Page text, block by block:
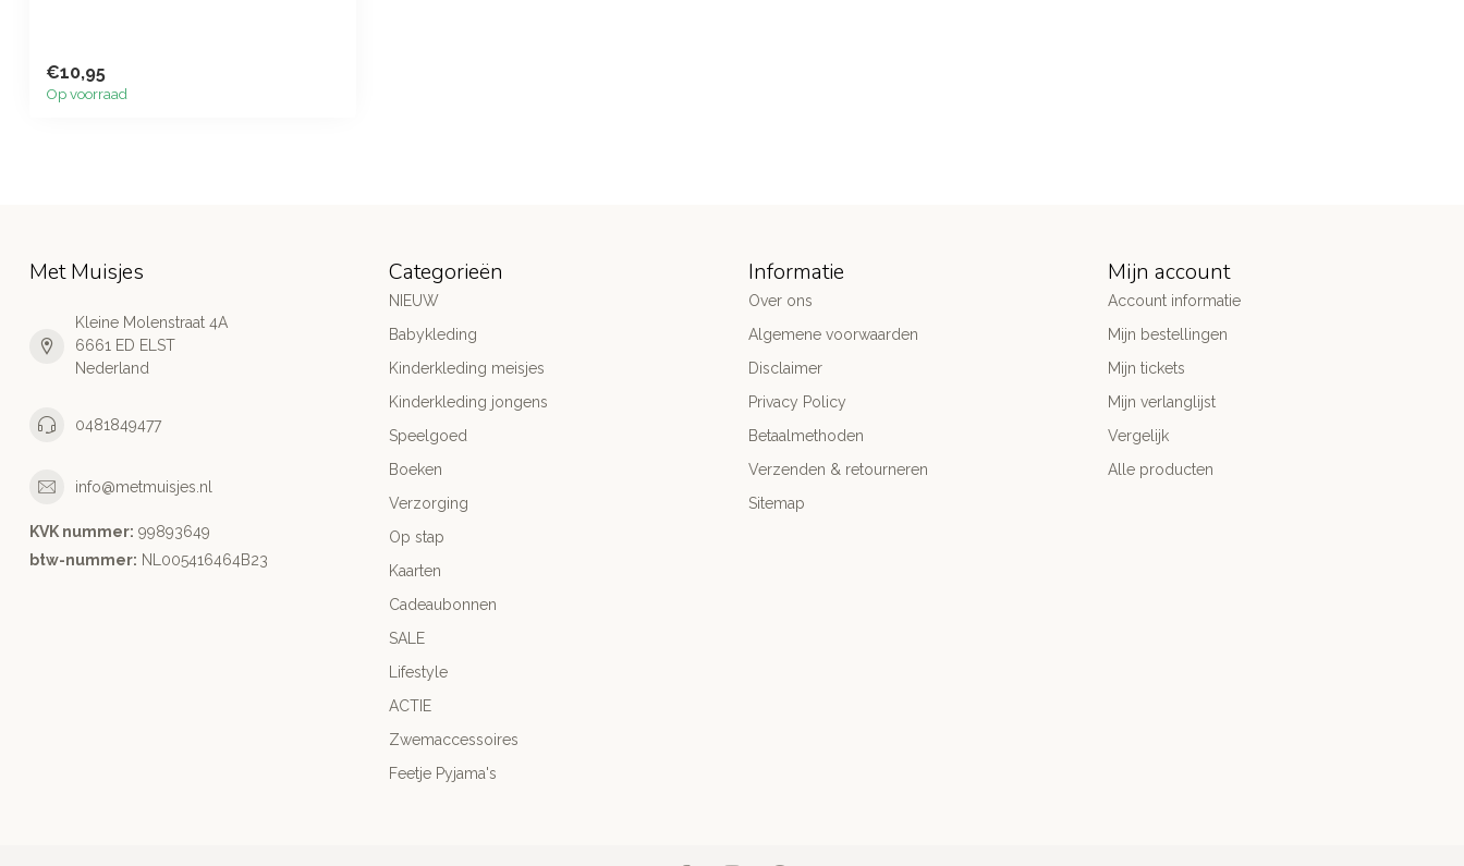
€10,95
Op voorraad
Met Muisjes
Kleine Molenstraat 4A
6661 ED ELST
Nederland
0481849477
info@metmuisjes.nl
KVK nummer: 99893649
btw-nummer: NL005416464B23
Categorieën
NIEUW
Babykleding
Kinderkleding meisjes
Kinderkleding jongens
Speelgoed
Boeken
Verzorging
Op stap
Kaarten
Cadeaubonnen
SALE
Lifestyle
ACTIE
Zwemaccessoires
Feetje Pyjama's
Informatie
Over ons
Algemene voorwaarden
Disclaimer
Privacy Policy
Betaalmethoden
Verzenden & retourneren
Sitemap
Mijn account
Account informatie
Mijn bestellingen
Mijn tickets
Mijn verlanglijst
Vergelijk
Alle producten